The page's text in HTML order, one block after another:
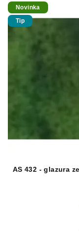
Novinka
Tip
AS 432 - glazura